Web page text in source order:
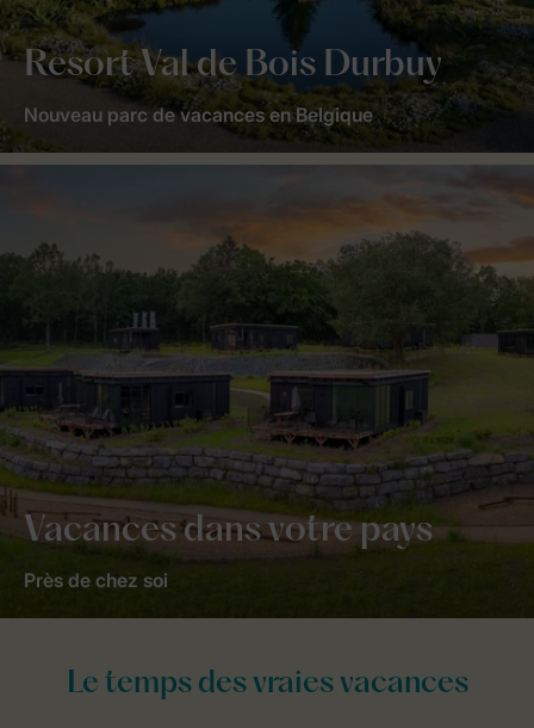
Resort Val de Bois Durbuy
Nouveau parc de vacances en Belgique
Vacances dans votre pays
Près de chez soi